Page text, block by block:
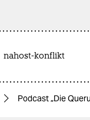
nahost-konflikt
Podcast „Die